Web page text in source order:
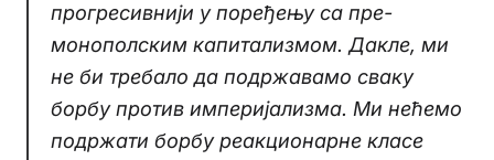
прогресивнији у поређењу са пре-
монополским капитализмом. Дакле, ми
не би требало да подржавамо сваку
борбу против империјализма. Ми нећемо
подржати борбу реакционарне класе